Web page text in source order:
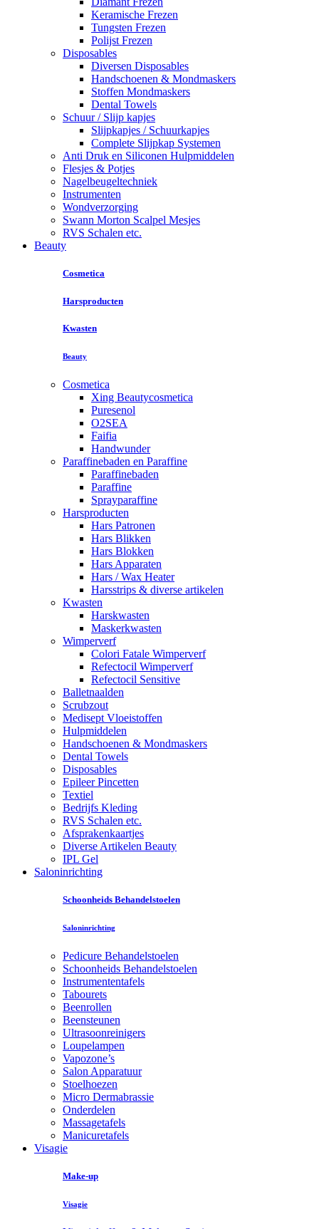
Keramische Frezen
Tungsten Frezen
Polijst Frezen
Disposables
Diversen Disposables
Handschoenen & Mondmaskers
Stoffen Mondmaskers
Dental Towels
Schuur / Slijp kapjes
Slijpkapjes / Schuurkapjes
Complete Slijpkap Systemen
Anti Druk en Siliconen Hulpmiddelen
Flesjes & Potjes
Nagelbeugeltechniek
Instrumenten
Wondverzorging
Swann Morton Scalpel Mesjes
RVS Schalen etc.
Beauty
Cosmetica
Harsproducten
Kwasten
Beauty
Cosmetica
Xing Beautycosmetica
Puresenol
O2SEA
Faifia
Handwunder
Paraffinebaden en Paraffine
Paraffinebaden
Paraffine
Sprayparaffine
Harsproducten
Hars Patronen
Hars Blikken
Hars Blokken
Hars Apparaten
Hars / Wax Heater
Harsstrips & diverse artikelen
Kwasten
Harskwasten
Maskerkwasten
Wimperverf
Colori Fatale Wimperverf
Refectocil Wimperverf
Refectocil Sensitive
Balletnaalden
Scrubzout
Medisept Vloeistoffen
Hulpmiddelen
Handschoenen & Mondmaskers
Dental Towels
Disposables
Epileer Pincetten
Textiel
Bedrijfs Kleding
RVS Schalen etc.
Afsprakenkaartjes
Diverse Artikelen Beauty
IPL Gel
Saloninrichting
Schoonheids Behandelstoelen
Saloninrichting
Pedicure Behandelstoelen
Schoonheids Behandelstoelen
Instrumententafels
Tabourets
Beenrollen
Beensteunen
Ultrasoonreinigers
Loupelampen
Vapozone’s
Salon Apparatuur
Stoelhoezen
Micro Dermabrassie
Onderdelen
Massagetafels
Manicuretafels
Visagie
Make-up
Visagie